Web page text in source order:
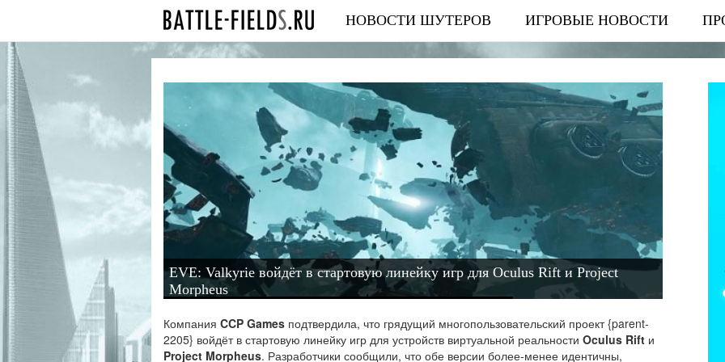
НОВОСТИ ШУТЕРОВ ИГРОВЫЕ НОВОСТИ
EVE: Valkyrie войдёт в стартовую линейку игр для Oculus Rift и Project
Morpheus
Компания CCP Games подтвердила, что грядущий многопользовательский проект{parent-
2205} войдёт в стартовую линейку игр для устройств виртуальной реальности Oculus Rift и
Project Morpheus. Разработчики сообщили, что обе версии более-менее идентичны,